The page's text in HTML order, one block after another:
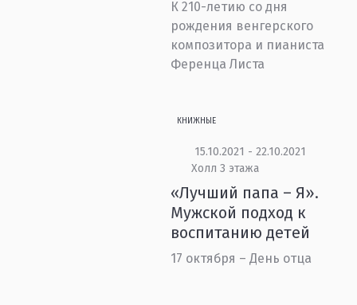
К 210-летию со дня
рождения венгерского
композитора и пианиста
Ференца Листа
КНИЖНЫЕ
15.10.2021 - 22.10.2021
Холл 3 этажа
«Лучший папа – Я».
Мужской подход к
воспитанию детей
17 октября – День отца